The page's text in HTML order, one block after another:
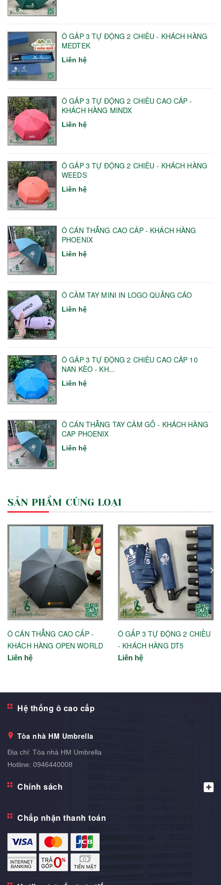
Ô GẤP 3 TỰ ĐỘNG 2 CHIỀU - KHÁCH HÀNG
MEDTEK
Liên hệ
Ô GẤP 3 TỰ ĐỘNG 2 CHIỀU CAO CẤP -
KHÁCH HÀNG MINDX
Liên hệ
Ô GẤP 3 TỰ ĐỘNG 2 CHIỀU - KHÁCH HÀNG
WEEDS
Liên hệ
Ô CÁN THẲNG CAO CẤP - KHÁCH HÀNG
PHOENIX
Liên hệ
Ô CẦM TAY MINI IN LOGO QUẢNG CÁO
Liên hệ
Ô GẤP 3 TỰ ĐỘNG 2 CHIỀU CAO CẤP 10
NAN KÈO - KH...
Liên hệ
Ô CÁN THẲNG TAY CẦM GỖ - KHÁCH HÀNG
CAP PHOENIX
Liên hệ
SẢN PHẨM CÙNG LOẠI
Ô CÁN THẲNG CAO CẤP -
KHÁCH HÀNG OPEN WORLD
Liên hệ
Ô GẤP 3 TỰ ĐỘNG 2 CHIỀU
- KHÁCH HÀNG DT5
Liên hệ
Hệ thống ô cao cấp
Tòa nhà HM Umbrella
Địa chỉ: Tòa nhà HM Umbrella
Hotline: 0946440008
Chính sách
Chấp nhận thanh toán